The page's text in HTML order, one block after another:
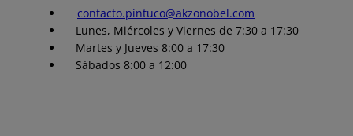
contacto.pintuco@akzonobel.com
Lunes, Miércoles y Viernes de 7:30 a 17:30
Martes y Jueves 8:00 a 17:30
Sábados 8:00 a 12:00